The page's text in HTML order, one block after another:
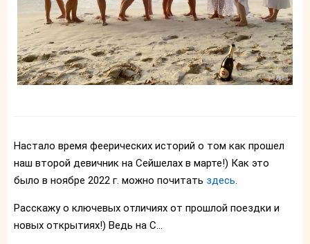
Настало время феерических историй о том как прошел
наш второй девичник на Сейшелах в марте!) Как это
было в ноябре 2022 г. можно почитать здесь.
Расскажу о ключевых отличиях от прошлой поездки и
новых открытиях!) Ведь на С...